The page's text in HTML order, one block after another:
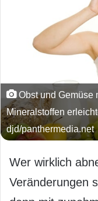
Obst und Gemüse
Mineralstoffen
djd/panthermedia.net
Wer wirklich
Veränderungen